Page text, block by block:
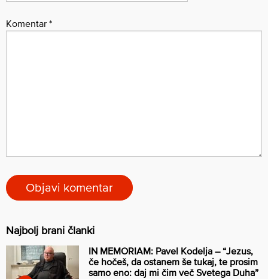
Komentar *
Najbolj brani članki
IN MEMORIAM: Pavel Kodelja – “Jezus,
če hočeš, da ostanem še tukaj, te prosim
samo eno: daj mi čim več Svetega Duha”